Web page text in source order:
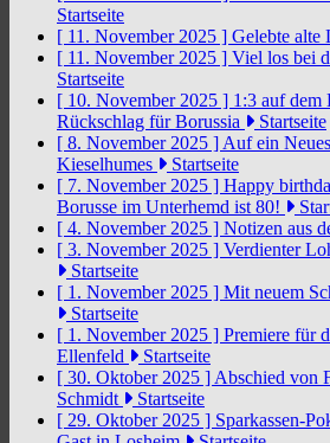
Startseite
[ 11. November 2025 ] Gelebte alte
[ 11. November 2025 ] Viel los bei
Startseite
[ 10. November 2025 ] 1:3 auf dem
Rückschlag für Borussia
Startseite
[ 8. November 2025 ] Auf ein
Kieselhumes
Startseite
[ 7. November 2025 ] Happy
Borusse im Unterhemd ist 80!
[ 4. November 2025 ] Notizen aus
[ 3. November 2025 ] Verdienter
Startseite
[ 1. November 2025 ] Mit neuem
Startseite
[ 1. November 2025 ] Premiere für
Ellenfeld
Startseite
[ 30. Oktober 2025 ] Abschied von
Schmidt
Startseite
[ 29. Oktober 2025 ] Sparkassen-